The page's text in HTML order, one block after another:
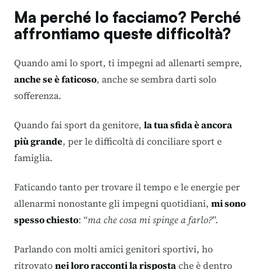
Ma perché lo facciamo? Perché
affrontiamo queste difficoltà?
Quando ami lo sport, ti impegni ad allenarti sempre,
anche se è faticoso, anche se sembra darti solo
sofferenza.
Quando fai sport da genitore, la tua sfida è ancora
più grande, per le difficoltà di conciliare sport e
famiglia.
Faticando tanto per trovare il tempo e le energie per
allenarmi nonostante gli impegni quotidiani, mi sono
spesso chiesto: “ma che cosa mi spinge a farlo?”.
Parlando con molti amici genitori sportivi, ho
ritrovatonei loro racconti la rispostache è dentro